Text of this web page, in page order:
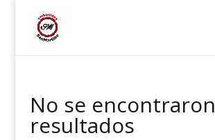
No se encontraron
resultados